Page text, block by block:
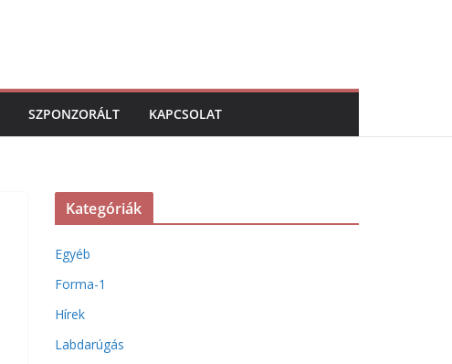
SZPONZORÁLT KAPCSOLAT
Kategóriák
Egyéb
Forma-1
Hírek
Labdarúgás